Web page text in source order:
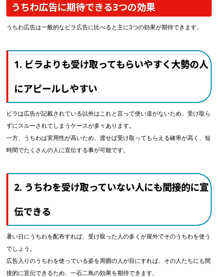
うちわ広告に期待できる3つの効果
うちわ広告は一般的なビラ広告に比べると主に3つの効果が期待できます。
1. ビラよりも受け取ってもらいやすく大勢の人
にアピールしやすい
ビラは広告が記載されている以外はこれと言って使い道がないため、受け取ら
ずにスルーされてしまうケースが多々あります。
一方、うちわは実用性が高いため、渡せば受け取ってもらえる確率が高く、短
時間でたくさんの人に宣伝する事が可能です。
2. うちわを受け取っていない人にも間接的に宣
伝できる
暑い日にうちわを配布すれば、受け取った人の多くが屋外でそのうちわを使う
でしょう。
広告入りのうちわを使っている姿を周囲の人が目にすれば、その人たちにも間
接的に宣伝できるため、一石二鳥の効果を期待できます。